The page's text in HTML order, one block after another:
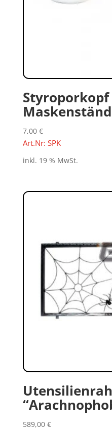
7,00 €
Art.Nr: SPK
inkl. 19 % MwSt.
589,00 €